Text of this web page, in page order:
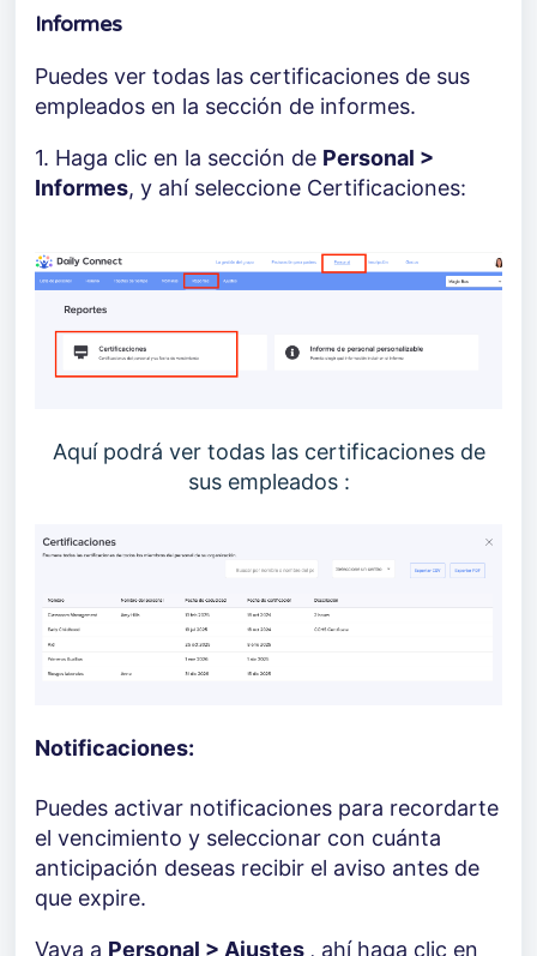
Informes
Puedes ver todas las certificaciones de sus
empleados en la sección de informes.
1. Haga clic en la sección de Personal >
Informes, y ahí seleccione Certificaciones:
Aquí podrá ver todas las certificaciones de
sus empleados :
Notificaciones:
Puedes activar notificaciones para recordarte
el vencimiento y seleccionar con cuánta
anticipación deseas recibir el aviso antes de
que expire.
Vaya a Personal > Ajustes , ahí haga clic en